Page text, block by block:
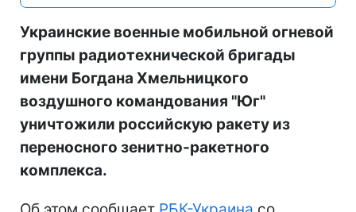
Украинские военные мобильной огневой
группы радиотехнической бригады
имени Богдана Хмельницкого
воздушного командования "Юг"
уничтожили российскую ракету из
переносного зенитно-ракетного
комплекса.